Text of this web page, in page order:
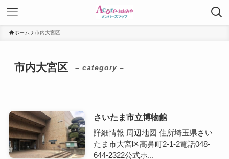
ホーム 市内大宮区
市内大宮区 – category –
さいたま市立博物館
詳細情報 周辺地図 住所埼玉県さい
たま市大宮区高鼻町2-1-2電話048-
644-2322公式ホ...